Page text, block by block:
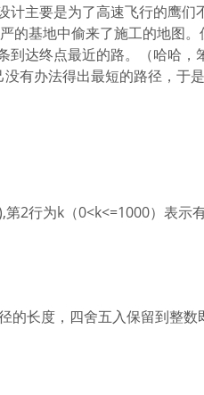
计主要是为了高速飞行的鹰
的基地中偷来了施工的地图
到达终点最近的路。（哈哈
有办法得出最短的路径，于
2行为k（0<k<=1000）表
的长度，四舍五入保留到整数